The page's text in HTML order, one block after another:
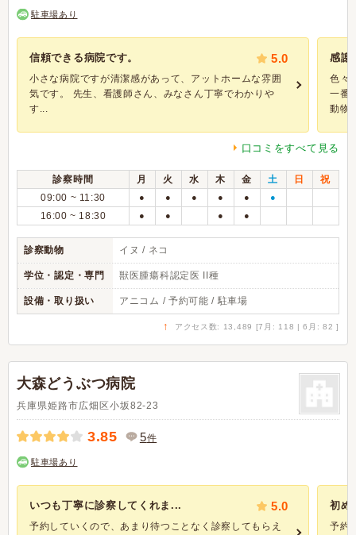
駐車場あり
信頼できる病院です。 5.0
小さな病院ですが清潔感があって、アットホームな雰囲
気です。 先生、看護師さん、みなさん丁寧でわかりや
す...
感謝
色々
一番
動物
口コミをすべて見る
診察時間 月 火 水 木 金 土 日
祝
09:00 ~ 11:30
● ● ● ● ● ●
16:00 ~ 18:30 ● ● ● ●
診察動物 イヌ / ネコ
学位・認定・専門 獣医腫瘍科認定医 II種
設備・取り扱い アニコム / 予約可能 / 駐車場
↑ アクセス数: 13,489 [7月: 118 | 6月: 82 ]
大森どうぶつ病院
兵庫県姫路市広畑区小坂82-23
3.85 5件
駐車場あり
いつも丁寧に診察してくれま... 5.0
予約していくので、あまり待つことなく診察してもらえ
初め
予約